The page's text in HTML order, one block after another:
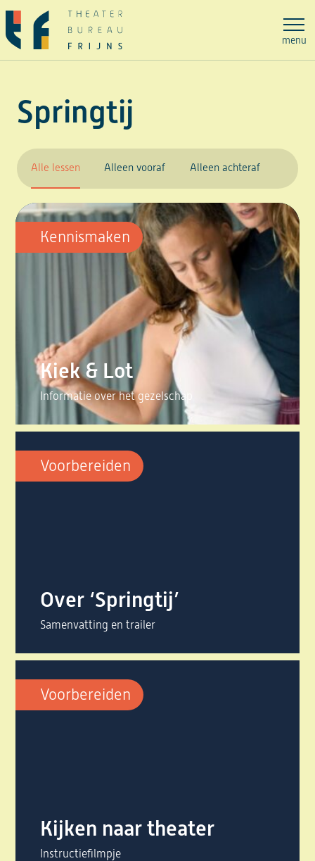
Ga
naar
de
inhoud
menu
Springtij
Alle lessen Alleen vooraf Alleen achteraf
Kennismaken
Kiek & Lot
Informatie over het gezelschap
Voorbereiden
Over ‘Springtij’
Samenvatting en trailer
Voorbereiden
Kijken naar theater
Instructiefilmpje